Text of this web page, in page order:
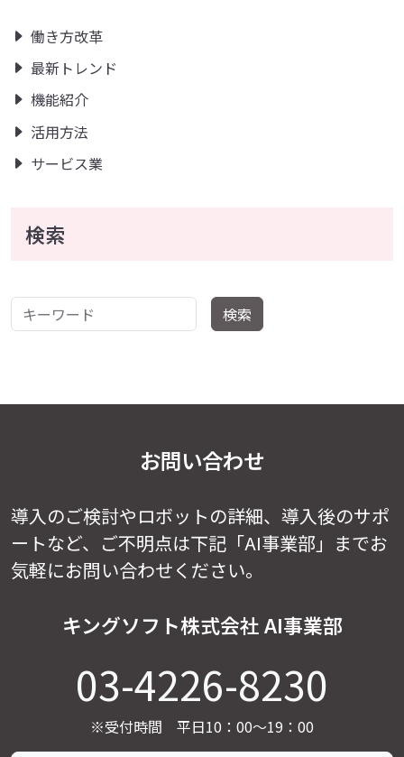
働き方改革
最新トレンド
機能紹介
活用方法
サービス業
検索
キーワード 検索
お問い合わせ
導入のご検討やロボットの詳細、導入後のサポ
ートなど、 ご不明点は下記「AI事業部」までお
気軽にお問い合わせください。
キングソフト株式会社 AI事業部
03-4226-8230
※受付時間 平日10：00～19：00